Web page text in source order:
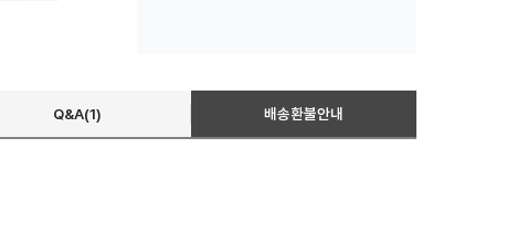
Q&A(1) 배송환불안내